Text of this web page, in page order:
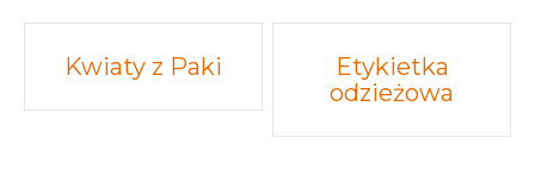
Post
navigation
Kwiaty z Paki
Etykietka
odzieżowa